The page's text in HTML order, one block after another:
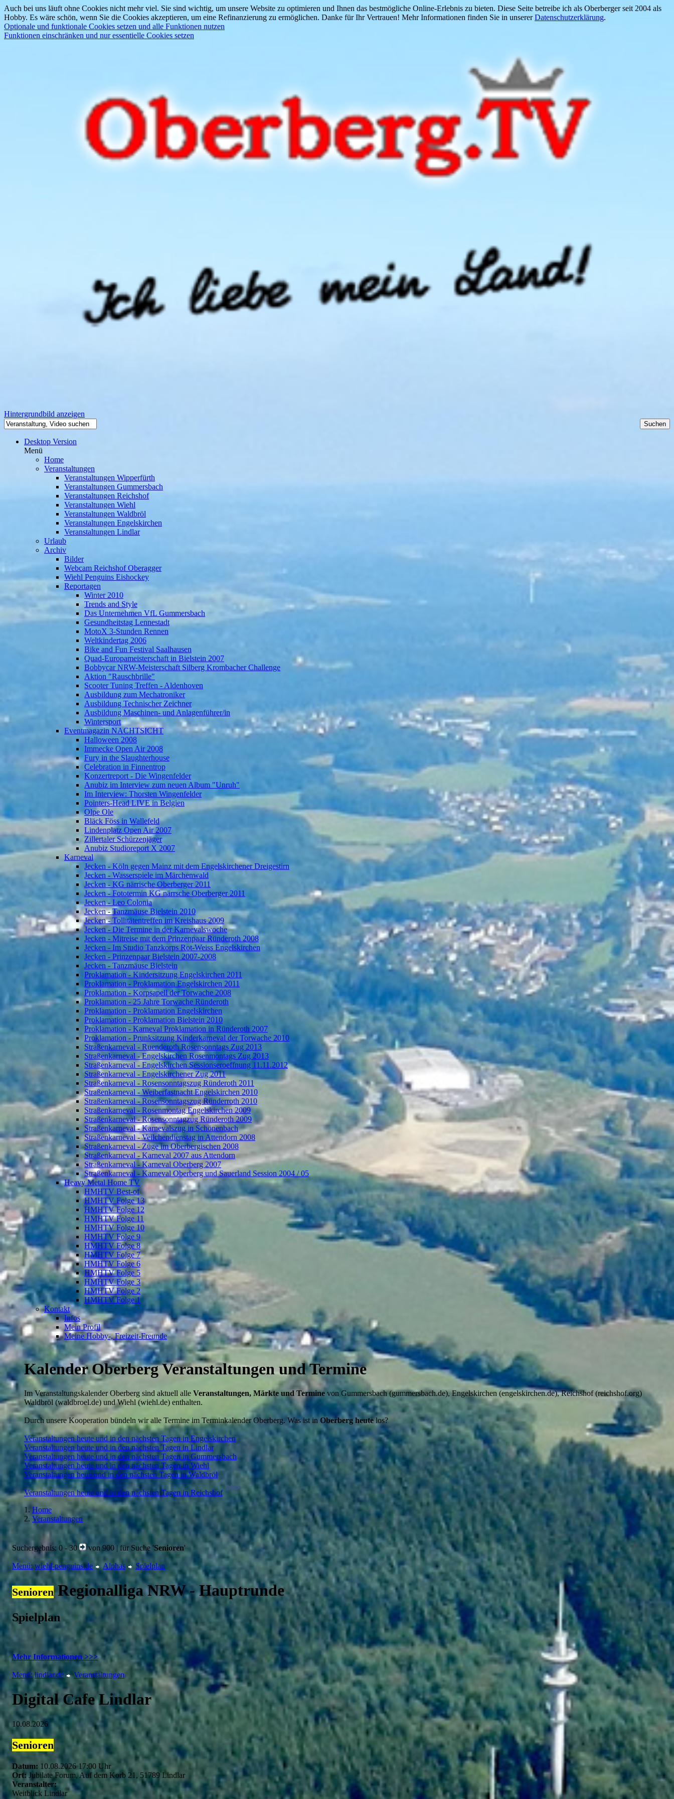
Auch bei uns läuft ohne Cookies nicht mehr viel. Sie sind wichtig, um unsere Website zu optimieren und Ihnen das bestmögliche Online-Erlebnis zu bieten. Diese Seite betreibe ich als Oberberger seit 2004 als
Hobby. Es wäre schön, wenn Sie die Cookies akzeptieren, um eine Refinanzierung zu ermöglichen. Danke für Ihr Vertrauen! Mehr Informationen finden Sie in unsererDatenschutzerklärung.
Optionale und funktionale Cookies setzen und alle Funktionen nutzen
Funktionen einschränken und nur essentielle Cookies setzen
Hintergrundbild anzeigen
Desktop Version
Menü
Home
Veranstaltungen
Veranstaltungen Wipperfürth
Veranstaltungen Gummersbach
Veranstaltungen Reichshof
Veranstaltungen Wiehl
Veranstaltungen Waldbröl
Veranstaltungen Engelskirchen
Veranstaltungen Lindlar
Urlaub
Archiv
Bilder
Webcam Reichshof Oberagger
Wiehl Penguins Eishockey
Reportagen
Winter 2010
Trends and Style
Das Unternehmen VfL Gummersbach
Gesundheitstag Lennestadt
MotoX 3-Stunden Rennen
Weltkindertag 2006
Bike and Fun Festival Saalhausen
Quad-Europameisterschaft in Bielstein 2007
Bobbycar NRW-Meisterschaft Silberg Krombacher Challenge
Aktion "Rauschbrille"
Scooter Tuning Treffen - Aldenhoven
Ausbildung zum Mechatroniker
Ausbildung Technischer Zeichner
Ausbildung Maschinen- und Anlagenführer/in
Wintersport
Eventmagazin NACHTSICHT
Halloween 2008
Immecke Open Air 2008
Fury in the Slaughterhouse
Celebration in Finnentrop
Konzertreport - Die Wingenfelder
Anubiz im Interview zum neuen Album "Unruh"
Im Interview: Thorsten Wingenfelder
Pointers-Head LIVE in Belgien
Olpe Ole
Bläck Föss in Wallefeld
Lindenplatz Open Air 2007
Zillertaler Schürzenjäger
Anubiz Studioreport X 2007
Karneval
Jecken - Köln gegen Mainz mit dem Engelskirchener Dreigestirn
Jecken - Wasserspiele im Märchenwald
Jecken - KG närrische Oberberger 2011
Jecken - Fototermin KG närrsche Oberberger 2011
Jecken - Leo Colonia
Jecken - Tanzmäuse Bielstein 2010
Jecken - Tollitätentreffen im Kreishaus 2009
Jecken - Die Termine in der Karnevalswoche
Jecken - Mitreise mit dem Prinzenpaar Ründeroth 2008
Jecken - Im Studio Tanzkorps Rot-Weiss Engelskirchen
Jecken - Prinzenpaar Bielstein 2007-2008
Jecken - Tanzmäuse Bielstein
Proklamation - Kindersitzung Engelskirchen 2011
Proklamation - Proklamation Engelskirchen 2011
Proklamation - Korpsapell der Torwache 2008
Proklamation - 25 Jahre Torwache Ründeroth
Proklamation - Proklamation Engelskirchen
Proklamation - Proklamation Bielstein 2010
Proklamation - Karneval Proklamation in Ründeroth 2007
Proklamation - Prunksitzung Kinderkarneval der Torwache 2010
Straßenkarneval - Ruenderoth Rosensonntags Zug 2013
Straßenkarneval - Engelskirchen Rosenmontags Zug 2013
Straßenkarneval - Engelskirchen Sessionseroeffnung 11.11.2012
Straßenkarneval - Engelskirchener Zug 2011
Straßenkarneval - Rosensonntagszug Ründeroth 2011
Straßenkarneval - Weiberfastnacht Engelskirchen 2010
Straßenkarneval - Rosensonntagszug Ründerroth 2010
Straßenkarneval - Rosenmontag Engelskirchen 2009
Straßenkarneval - Rosensonntagzug Ründeroth 2009
Straßenkarneval - Karnevalszug in Schönenbach
Straßenkarneval - Veilchendienstag in Attendorn 2008
Straßenkarneval - Züge im Oberbergischen 2008
Straßenkarneval - Karneval 2007 aus Attendorn
Straßenkarneval - Karneval Oberberg 2007
Straßenkarneval - Karneval Oberberg und Sauerland Session 2004 / 05
Heavy Metal Home TV
HMHTV Best-of
HMHTV Folge 13
HMHTV Folge 12
HMHTV Folge 11
HMHTV Folge 10
HMHTV Folge 9
HMHTV Folge 8
HMHTV Folge 7
HMHTV Folge 6
HMHTV Folge 5
HMHTV Folge 3
HMHTV Folge 2
HMHTV Folge 1
Kontakt
Infos
Mein Profil
Meine Hobby-, Freizeit-Freunde
Kalender Oberberg Veranstaltungen und Termine
Im Veranstaltungskalender Oberberg sind aktuell alle Veranstaltungen, Märkte und Termine von Gummersbach (gummersbach.de), Engelskirchen (engelskirchen.de), Reichshof (reichshof.org)
Waldbröl (waldbroel.de) und Wiehl (wiehl.de) enthalten.
Durch unsere Kooperation bündeln wir alle Termine im Terminkalender Oberberg. Was ist inOberberg heutelos?
Veranstaltungen heute und in den nächsten Tagen in Engelskirchen
Veranstaltungen heute und in den nächsten Tagen in Lindlar
Veranstaltungen heute und in den nächsten Tagen in Gummersbach
Veranstaltungen heute und in den nächsten Tagen in Wiehl
Veranstaltungen heuteund in den nächsten Tagen in Waldbröl
Veranstaltungen heute und in den nächsten Tagen in Reichshof
Home
Veranstaltungen
Suchergebnis: 0 - 30 von 900 | für Suche 'Senioren'
Menü: wiehl-penguins.de Alphas Spielplan
SeniorenRegionalliga NRW - Hauptrunde
Spielplan
Mehr Informationen >>>
Menü: lindlar.de Veranstaltungen
Digital Cafe Lindlar
10.08.2026
Senioren
Datum: 10.08.2026 17:00 Uhr
Ort:Jubilate Forum, Auf dem Korb 21, 51789 Lindlar
Veranstalter:
Weitblick Lindlar